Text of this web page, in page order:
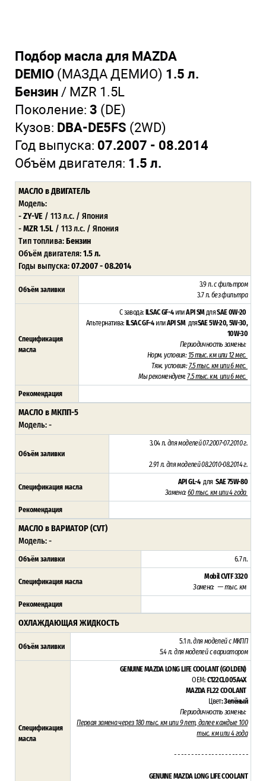
Подбор масла для MAZDA
DEMIO (МАЗДА ДЕМИО) 1.5 л.
Бензин / MZR 1.5L
Поколение: 3 (DE)
Кузов: DBA-DE5FS (2WD)
Год выпуска: 07.2007 - 08.2014
Объём двигателя: 1.5 л.
МАСЛО в ДВИГАТЕЛЬ
Модель:
-ZY-VE / 113 л.с. / Япония
-MZR 1.5L / 113 л.с. / Япония
Тип топлива:Бензин
Объём двигателя:1.5 л.
Годы выпуска:07.2007 - 08.2014
Объём заливки
3.9 л.с фильтром
3.7 л. без фильтра
Спецификация
масла
С завода: ILSAC GF-4илиAPI SMдляSAE 0W-20
Альтернатива: ILSAC GF-4илиAPI SM дляSAE 5W-20, 5W-30,
10W-30
Периодичность замены:
Норм. условия: 15 тыс. км или 12 мес.
Тяж. условия:7.5 тыс. км или 6 мес.
Мы рекомендуем:7.5 тыс. км. или 6 мес.
Рекомендация
МАСЛО в МКПП-5
Модель: -
Объём заливки
3.04 л. для моделей 07.2007-07.2010 г.
2.91 л. для моделей 08.2010-08.2014 г.
Спецификация масла
API GL-4дляSAE 75W-80
Замена:60 тыс. км или 4 года
Рекомендация
МАСЛО в ВАРИАТОР (CVT)
Модель: -
Объём заливки 6.7 л.
Спецификация масла
Mobil CVTF 3320
Замена: --- тыс. км
Рекомендация
ОХЛАЖДАЮЩАЯ ЖИДКОСТЬ
Объём заливки
5.1 л.для моделей с МКПП
5.4 л. для моделей с вариатором
Спецификация
масла
GENUINE MAZDA LONG LIFE COOLANT (GOLDEN)
OEM:C122CL005A4X
MAZDA FL22 COOLANT
Цвет: Зелёный
Периодичность замены:
Первая замена через 180 тыс. км или 9 лет, далее каждые 100
тыс. км или 4 года
- - - - - - - - - - - - - - - - - - - - - -
GENUINE MAZDA LONG LIFE COOLANT